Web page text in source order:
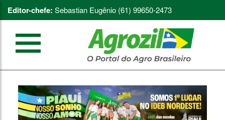
Editor-chefe: Sebastian Eugênio (61) 99650-2473